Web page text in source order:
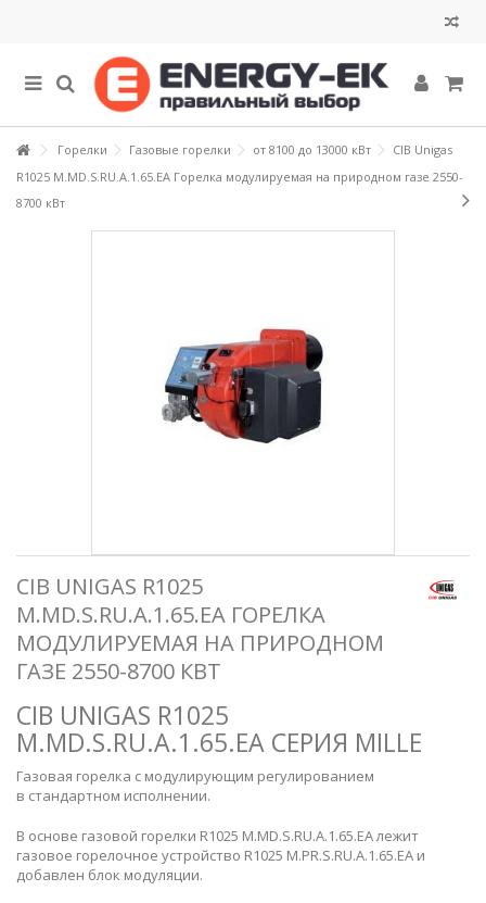
Горелки Газовые горелки от 8100 до 13000 кВт
CIB Unigas
R1025 M.MD.S.RU.A.1.65.EA Горелка модулируемая на природном газе 2550-
8700 кВт
CIB UNIGAS R1025
M.MD.S.RU.A.1.65.EA ГОРЕЛКА
МОДУЛИРУЕМАЯ НА ПРИРОДНОМ
ГАЗЕ 2550-8700 КВТ
CIB UNIGAS R1025
M.MD.S.RU.A.1.65.EA СЕРИЯ MILLE
Газовая горелка с модулирующим регулированием
в стандартном исполнении.
В основе газовой горелки R1025 M.MD.S.RU.A.1.65.EA лежит
газовое горелочное устройство R1025 M.PR.S.RU.A.1.65.EA и
добавлен блок модуляции.